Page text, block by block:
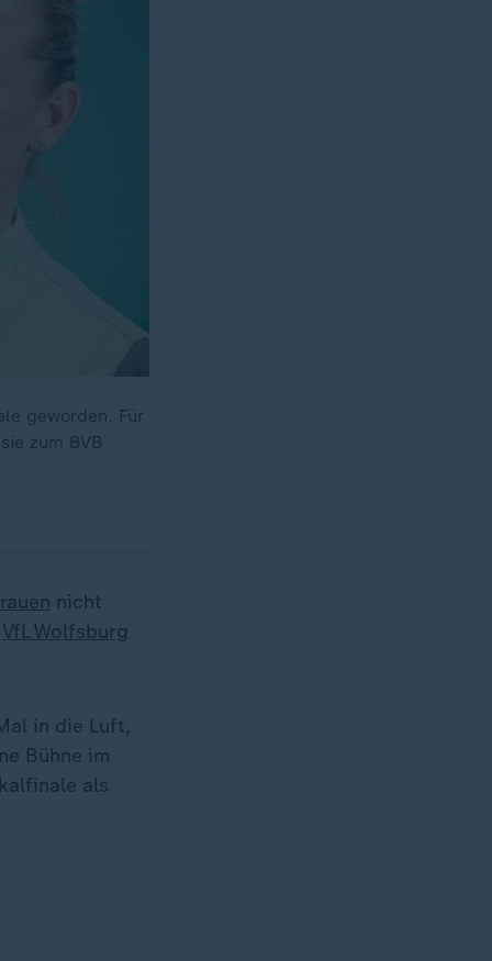
geworden. Für
zum BVB
nicht
VfL Wolfsburg
in die Luft,
Bühne im
als